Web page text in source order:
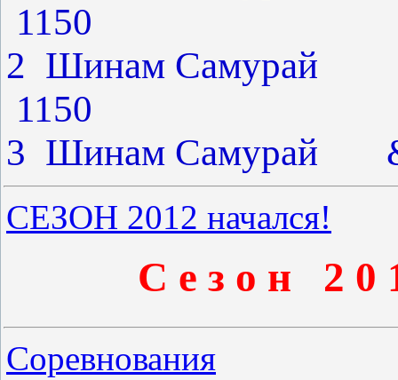
1150
2 Шинам
1150
3 Шинам Самурай
СЕЗОН 2012 начался!
С е з о н 2 0
Соревнования